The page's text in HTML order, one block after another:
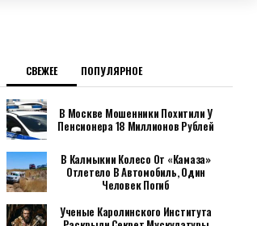
СВЕЖЕЕ ПОПУЛЯРНОЕ
В Москве Мошенники Похитили У
Пенсионера 18 Миллионов Рублей
В Калмыкии Колесо От «Камаза»
Отлетело В Автомобиль, Один
Человек Погиб
Ученые Каролинского Института